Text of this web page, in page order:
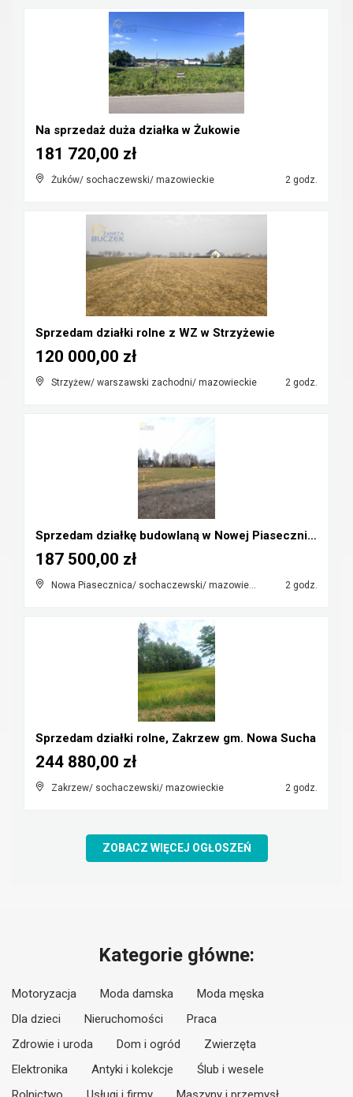
Na sprzedaż duża działka w Żukowie
Żuków/ sochaczewski/ mazowieckie 2 godz.
181 720,00 zł
Sprzedam działki rolne z WZ w Strzyżewie
Strzyżew/ warszawski zachodni/ mazowieckie 2 godz.
120 000,00 zł
Sprzedam działkę budowlaną w Nowej Piasecznicy
Nowa Piasecznica/ sochaczewski/ mazowieckie 2 godz.
187 500,00 zł
Sprzedam działki rolne, Zakrzew gm. Nowa Sucha
Zakrzew/ sochaczewski/ mazowieckie 2 godz.
244 880,00 zł
ZOBACZ WIĘCEJ OGŁOSZEŃ
Kategorie główne:
Motoryzacja Moda damska
Moda męska
Dla dzieci
Nieruchomości
Praca
Zdrowie i uroda
Dom i ogród
Zwierzęta
Elektronika
Antyki i kolekcje
Ślub i wesele